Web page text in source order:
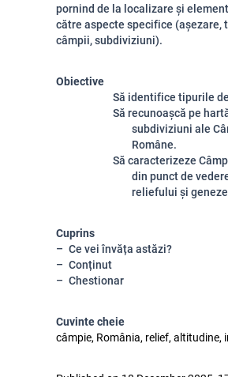
pornind de la localizare și
către aspecte specifice (așezare,
câmpii, subdiviziuni).
Obiective
Să identifice tipurile
Să recunoașcă pe
subdiviziuni ale
Române.
Să caracterizeze
din punct de
reliefului și
Cuprins
Ce vei învăța astăzi?
Conținut
Chestionar
Cuvinte cheie
câmpie, România, relief, altitudine,